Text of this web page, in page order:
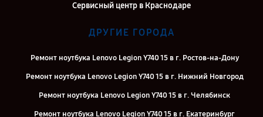
Сервисный центр в Краснодаре
ДРУГИЕ ГОРОДА
Ремонт ноутбука Lenovo Legion Y740 15 в г. Ростов-на-Дону
Ремонт ноутбука Lenovo Legion Y740 15 в г. Нижний Новгород
Ремонт ноутбука Lenovo Legion Y740 15 в г. Челябинск
Ремонт ноутбука Lenovo Legion Y740 15 в г. Екатеринбург